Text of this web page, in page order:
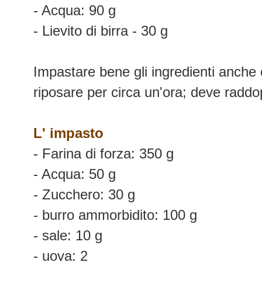
- Acqua: 90 g
- Lievito di birra - 30 g
Impastare bene gli ingredienti
riposare per circa un'ora; deve
L' impasto
- Farina di forza: 350 g
- Acqua: 50 g
- Zucchero: 30 g
- burro ammorbidito: 100 g
- sale: 10 g
- uova: 2